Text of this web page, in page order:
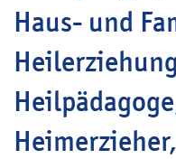
Haus- und